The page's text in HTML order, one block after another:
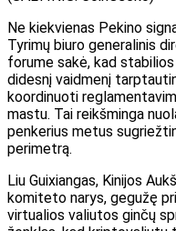
Ne kiekvienas Pekino
Tyrimų biuro generalinis
forume sakė, kad
didesnį vaidmenį
koordinuoti
mastu. Tai reikšminga
penkerius metus
perimetrą.
Liu Guixiangas, Kinijos
komiteto narys, gegužę
virtualios valiutos ginčų